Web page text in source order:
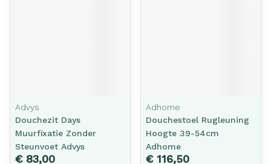
Advys
Douchezit Days
Muurfixatie Zonder
Steunvoet Advys
€ 83,00
Adhome
Douchestoel Rugleuning
Hoogte 39-54cm
Adhome
€ 116,50